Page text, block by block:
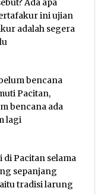
Ada apa
ini ujian
adalah segera
bencana
Pacitan,
bencana ada
lagi
di Pacitan selama
sepanjang
tradisi larung